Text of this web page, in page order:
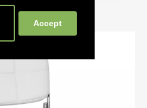
Accept